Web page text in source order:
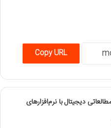
Copy URL
دیجیتال با نرم‌افزارهای